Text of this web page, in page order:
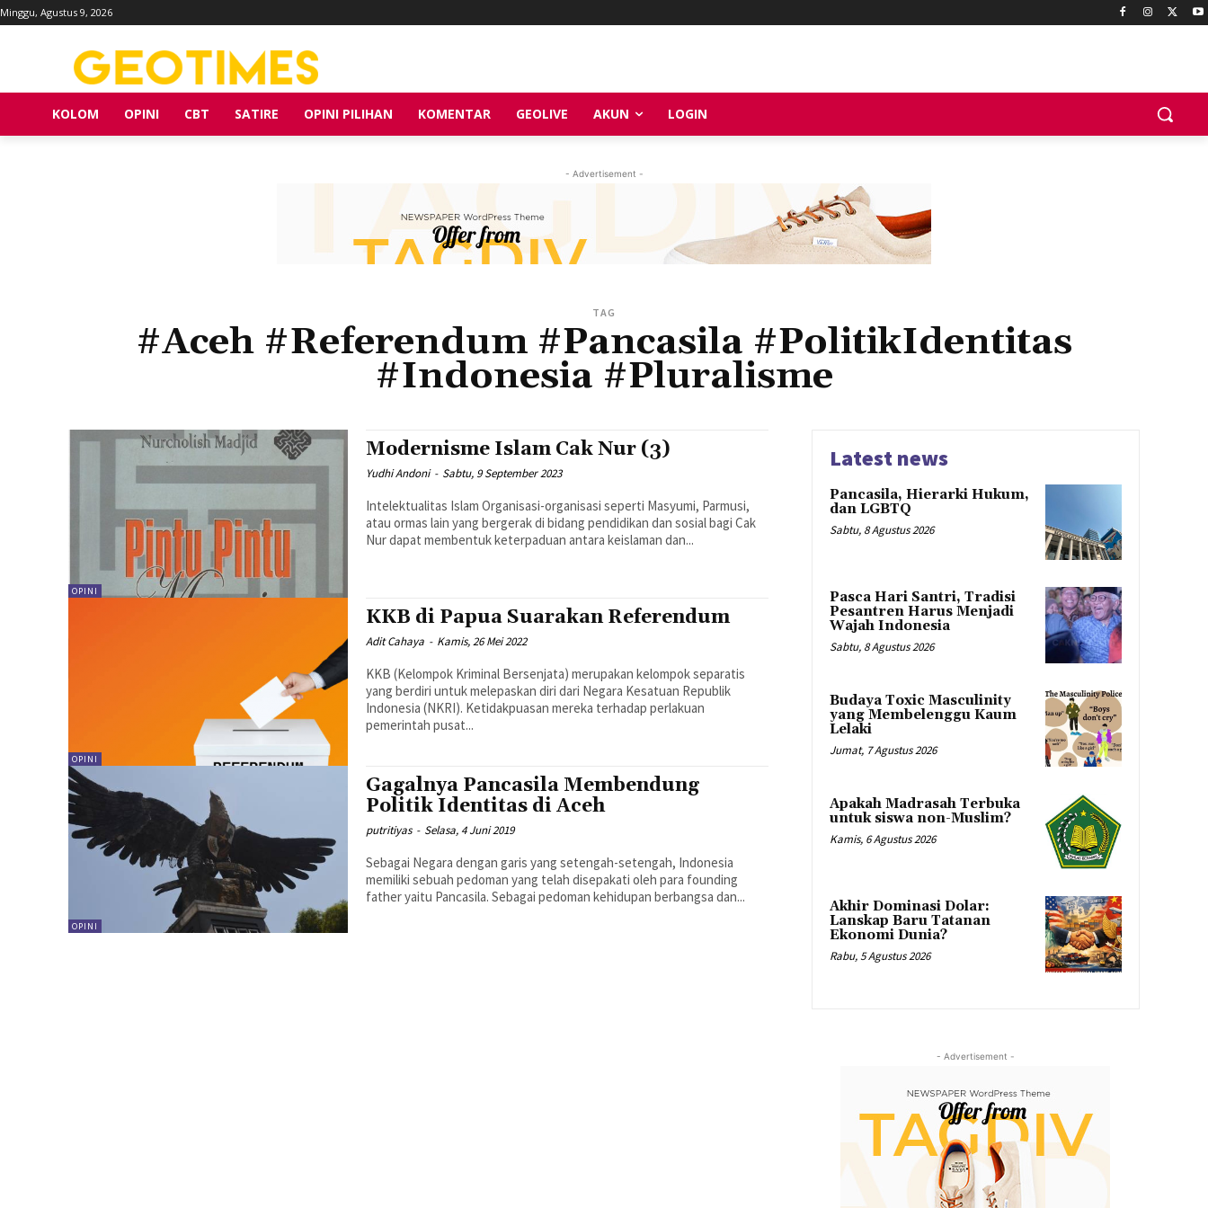
Minggu, Agustus 9, 2026
KOLOM OPINI CBT SATIRE OPINI PILIHAN KOMENTAR GEOLIVE AKUN LOGIN
- Advertisement -
TAG
#Aceh #Referendum #Pancasila #PolitikIdentitas
#Indonesia #Pluralisme
OPINI
Modernisme Islam Cak Nur (3)
Yudhi Andoni - Sabtu, 9 September 2023
Intelektualitas Islam Organisasi-organisasi seperti Masyumi, Parmusi,
atau ormas lain yang bergerak di bidang pendidikan dan sosial bagi Cak
Nur dapat membentuk keterpaduan antara keislaman dan...
OPINI
KKB di Papua Suarakan Referendum
Adit Cahaya - Kamis, 26 Mei 2022
KKB (Kelompok Kriminal Bersenjata) merupakan kelompok separatis
yang berdiri untuk melepaskan diri dari Negara Kesatuan Republik
Indonesia (NKRI). Ketidakpuasan mereka terhadap perlakuan
pemerintah pusat...
OPINI
Gagalnya Pancasila Membendung
Politik Identitas di Aceh
putritiyas - Selasa, 4 Juni 2019
Sebagai Negara dengan garis yang setengah-setengah, Indonesia
memiliki sebuah pedoman yang telah disepakati oleh para founding
father yaitu Pancasila. Sebagai pedoman kehidupan berbangsa dan...
Latest news
Pancasila, Hierarki Hukum,
dan LGBTQ
Sabtu, 8 Agustus 2026
Pasca Hari Santri, Tradisi
Pesantren Harus Menjadi
Wajah Indonesia
Sabtu, 8 Agustus 2026
Budaya Toxic Masculinity
yang Membelenggu Kaum
Lelaki
Jumat, 7 Agustus 2026
Apakah Madrasah Terbuka
untuk siswa non-Muslim?
Kamis, 6 Agustus 2026
Akhir Dominasi Dolar:
Lanskap Baru Tatanan
Ekonomi Dunia?
Rabu, 5 Agustus 2026
- Advertisement -